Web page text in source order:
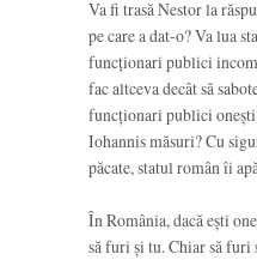
Va fi trasă Nestor la
pe care a dat-o? Va lua
funcționari publici
fac altceva decât să
funcționari publici
Iohannis măsuri? Cu
păcate, statul român îi
În România, dacă ești
să furi și tu. Chiar să